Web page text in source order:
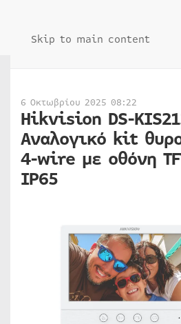
Skip to main content
6 Οκτωβρίου 2025 08:22
Hikvision DS-
Αναλογικό kit
4-wire με οθόνη
IP65